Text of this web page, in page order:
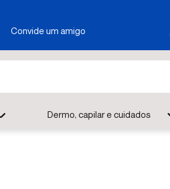
Convide um amigo
Dermo, capilar e cuidados